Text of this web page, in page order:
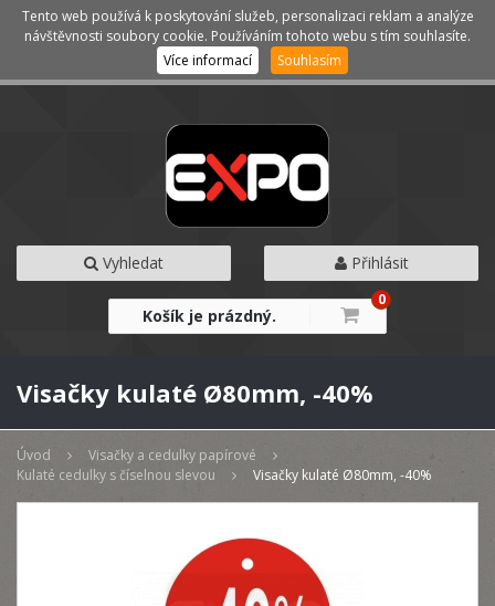
Kategorie Menu
Vyhledat Přihlásit
Košík je prázdný.
0
Visačky kulaté Ø80mm, -40%
Úvod
Visačky a cedulky papírové
Kulaté cedulky s číselnou slevou
Visačky kulaté Ø80mm, -40%
Tento web používá k poskytování služeb, personalizaci reklam a analýze
návštěvnosti soubory cookie. Používáním tohoto webu s tím souhlasíte.
Více informací
Souhlasím